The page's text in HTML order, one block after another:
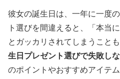
彼女の誕生日は、一年に一度
ト選びを間違えると、「本当
とガッカリされてしまうこと
生日プレゼント選びで失敗し
のポイントやおすすめアイテ